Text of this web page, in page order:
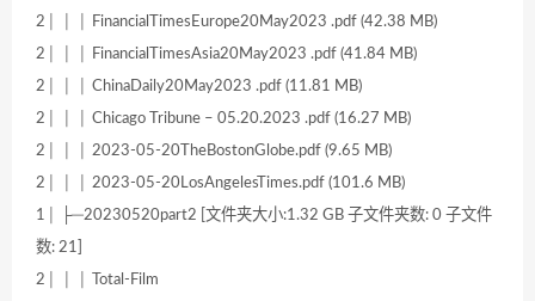
2│ │ │ FinancialTimesEurope20May2023 .pdf (42.38 MB)
2│ │ │ FinancialTimesAsia20May2023 .pdf (41.84 MB)
2│ │ │ ChinaDaily20May2023 .pdf (11.81 MB)
2│ │ │ Chicago Tribune – 05.20.2023 .pdf (16.27 MB)
2│ │ │ 2023-05-20TheBostonGlobe.pdf (9.65 MB)
2│ │ │ 2023-05-20LosAngelesTimes.pdf (101.6 MB)
1│ ├─20230520part2 [文件夹大小:1.32 GB 子文件夹数: 0 子文件
数: 21]
2│ │ │ Total-Film